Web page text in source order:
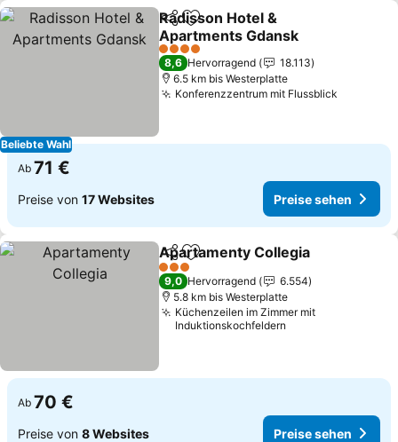
Beliebte Wahl
TeilenZu Favoriten hinzufügen
Radisson Hotel &
Apartments Gdansk
4 Sterne
8,6 Hervorragend
18.113
6.5 km bis Westerplatte
Konferenzzentrum mit Flussblick
Ab 71 €
Preise von 17 Websites Preise sehen
TeilenZu Favoriten hinzufügen
Apartamenty Collegia
3 Sterne
9,0 Hervorragend
6.554
5.8 km bis Westerplatte
Küchenzeilen im Zimmer mit
Induktionskochfeldern
Ab 70 €
Preise von 8 Websites Preise sehen